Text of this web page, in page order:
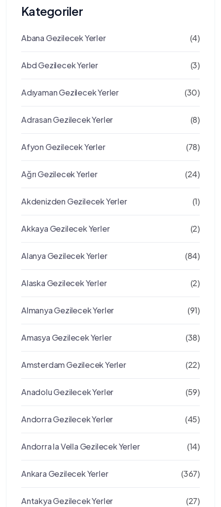
Kategoriler
Abana Gezilecek Yerler (4)
Abd Gezilecek Yerler (3)
Adıyaman Gezilecek Yerler (30)
Adrasan Gezilecek Yerler (8)
Afyon Gezilecek Yerler (78)
Ağrı Gezilecek Yerler (24)
Akdenizden Gezilecek Yerler (1)
Akkaya Gezilecek Yerler (2)
Alanya Gezilecek Yerler (84)
Alaska Gezilecek Yerler (2)
Almanya Gezilecek Yerler (91)
Amasya Gezilecek Yerler (38)
Amsterdam Gezilecek Yerler (22)
Anadolu Gezilecek Yerler (59)
Andorra Gezilecek Yerler (45)
Andorra la Vella Gezilecek Yerler (14)
Ankara Gezilecek Yerler (367)
Antakya Gezilecek Yerler (27)